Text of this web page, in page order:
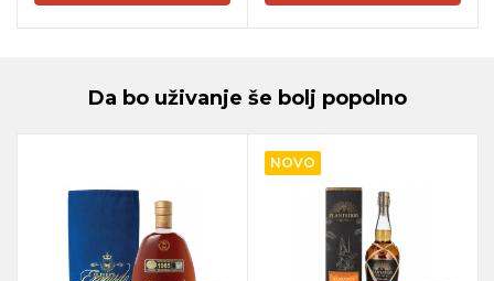
Da bo uživanje še bolj popolno
NOVO